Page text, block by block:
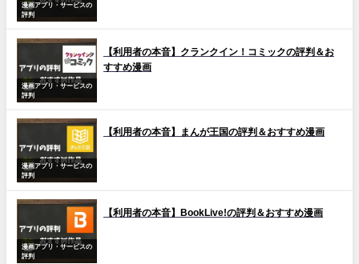
漫画アプリ・サービスの
評判
漫画アプリ・サービスの
評判
【利用者の本音】クランクイン！コミックの評判＆お
すすめ漫画
漫画アプリ・サービスの
評判
【利用者の本音】まんが王国の評判＆おすすめ漫画
漫画アプリ・サービスの
評判
【利用者の本音】BookLive!の評判＆おすすめ漫画